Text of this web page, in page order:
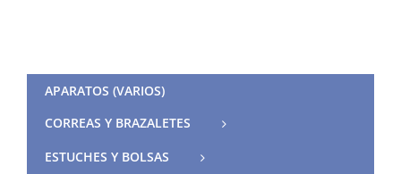
APARATOS (VARIOS)
CORREAS Y BRAZALETES
ESTUCHES Y BOLSAS